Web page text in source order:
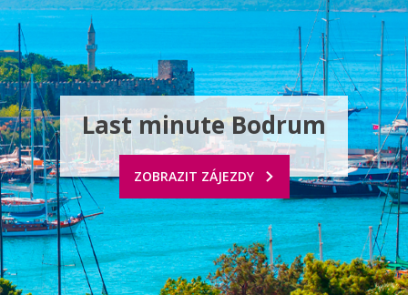
Last minute Bodrum
ZOBRAZIT ZÁJEZDY